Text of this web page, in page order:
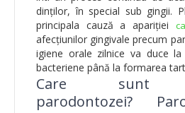
dinților, în special sub gingii.
principala cauză a apariției
afecțiunilor gingivale precum
igiene orale zilnice va duce
bacteriene până la formarea
Care sunt
parodontozei?